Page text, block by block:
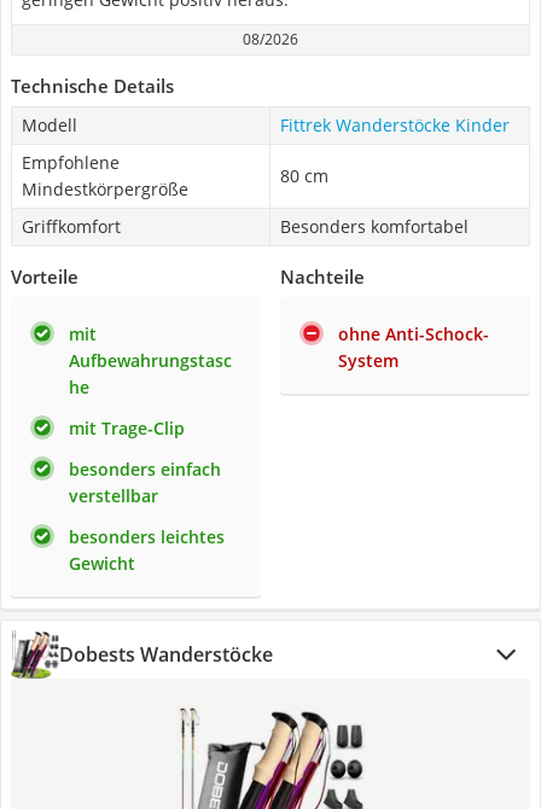
08/2026
Technische Details
Modell
Fittrek Wanderstöcke Kinder
Empfohlene
Mindestkörpergröße
80 cm
Griffkomfort Besonders komfortabel
Vorteile
mit
Aufbewahrungstasc
he
mit Trage-Clip
besonders einfach
verstellbar
besonders leichtes
Gewicht
Nachteile
ohne Anti-Schock-
System
Dobests Wanderstöcke